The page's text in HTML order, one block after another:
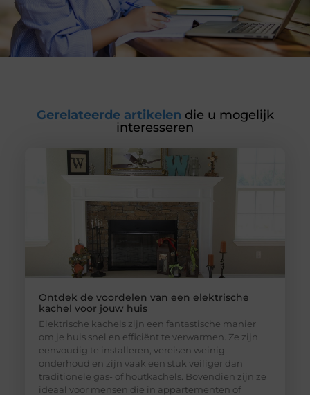
Gerelateerde artikelen die u mogelijk
interesseren
Ontdek de voordelen van een elektrische
kachel voor jouw huis
Elektrische kachels zijn een fantastische manier
om je huis snel en efficiënt te verwarmen. Ze zijn
eenvoudig te installeren, vereisen weinig
onderhoud en zijn vaak een stuk veiliger dan
traditionele gas- of houtkachels. Bovendien zijn ze
ideaal voor mensen die in appartementen of